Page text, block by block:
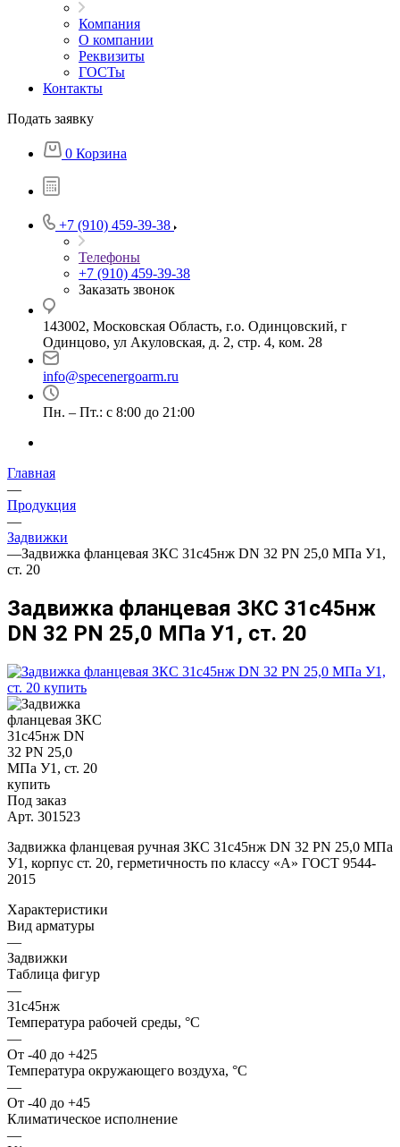
Компания
О компании
Реквизиты
ГОСТы
Контакты
Подать заявку
0 Корзина
+7 (910) 459-39-38
Телефоны
+7 (910) 459-39-38
Заказать звонок
143002, Московская Область, г.о. Одинцовский, г
Одинцово, ул Акуловская, д. 2, стр. 4, ком. 28
info@specenergoarm.ru
Пн. – Пт.: с 8:00 до 21:00
Главная
—
Продукция
—
Задвижки
—Задвижка фланцевая ЗКС 31с45нж DN 32 PN 25,0 МПа У1,
ст. 20
Задвижка фланцевая ЗКС 31с45нж
DN 32 PN 25,0 МПа У1, ст. 20
Под заказ
Арт. 301523
Задвижка фланцевая ручная ЗКС 31с45нж DN 32 PN 25,0 МПа
У1, корпус ст. 20, герметичность по классу «A» ГОСТ 9544-
2015
Характеристики
Вид арматуры
—
Задвижки
Таблица фигур
—
31с45нж
Температура рабочей среды, °С
—
От -40 до +425
Температура окружающего воздуха, °С
—
От -40 до +45
Климатическое исполнение
—